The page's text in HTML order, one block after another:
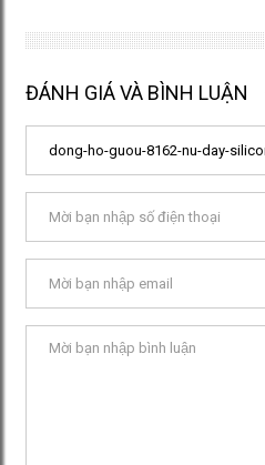
ĐÁNH GIÁ VÀ BÌNH LUẬN